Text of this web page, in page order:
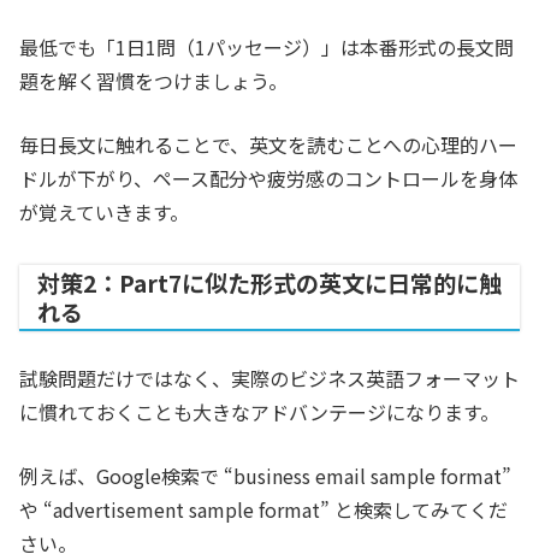
最低でも「1日1問（1パッセージ）」は本番形式の長文問
題を解く習慣をつけましょう。
毎日長文に触れることで、英文を読むことへの心理的ハー
ドルが下がり、ペース配分や疲労感のコントロールを身体
が覚えていきます。
対策2：Part7に似た形式の英文に日常的に触
れる
試験問題だけではなく、実際のビジネス英語フォーマット
に慣れておくことも大きなアドバンテージになります。
例えば、Google検索で “business email sample format”
や “advertisement sample format” と検索してみてくだ
さい。